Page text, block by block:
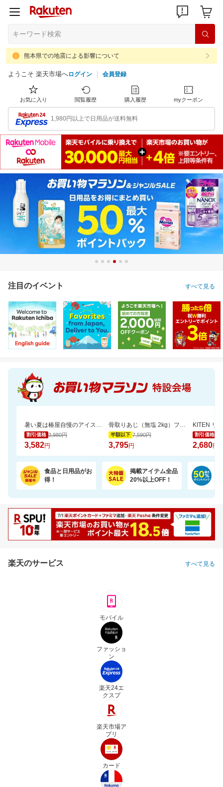
熊本県での地震による影響について
ようこそ 楽天市場へログイン 会員登録
お気に入り 閲覧履歴 購入履歴 myクーポン
1,980円以上で日用品が送料無料
注目のイベント すべて見る
暑い夏は椿屋自慢のアイスコーヒーで涼やかに。組合せ選べるアイスコーヒー2本セット
割引価格 3,980円
3,582円
骨取りあじ（無塩 2kg）フライや南蛮漬けにおすすめ【骨取り魚の飯田商店】
半額以下 7,590円
3,795円
KITEN リ
割引価格
2,680円
食品と日用品がお
得！
掲載アイテム全品
20%以上OFF！
楽天のサービス すべて見る
モバイル
ファッショ
ン
楽天24エ
クスプ
楽天市場ア
プリ
カード